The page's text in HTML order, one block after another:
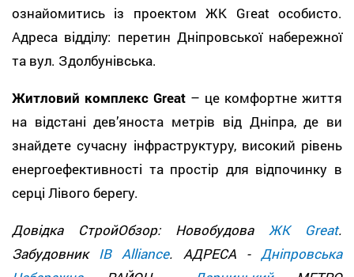
ознайомитись із проектом ЖК Great особисто.
Адреса відділу: перетин Дніпровської набережної
та вул. Здолбунівська.
Житловий комплекс Great – це комфортне життя
на відстані дев’яноста метрів від Дніпра, де ви
знайдете сучасну інфраструктуру, високий рівень
енергоефективності та простір для відпочинку в
серці Лівого берегу.
Довідка СтройОбзор: Новобудова ЖК Great.
Забудовник IB Alliance. АДРЕСА - Дніпровська